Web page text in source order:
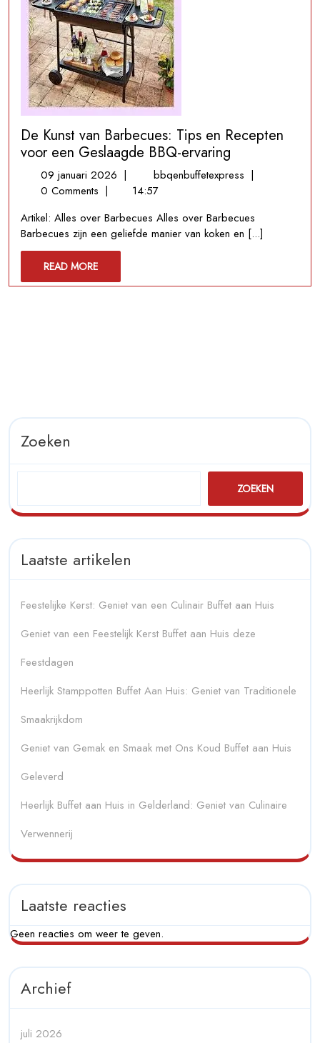
De Kunst van Barbecues: Tips en Recepten
voor een Geslaagde BBQ-ervaring
09 januari 2026 09
januari
| bbqenbuffetexpress De
Barbecues:
Tips
voor
|
0 Comments |
14:57
Artikel: Alles over Barbecues Alles over Barbecues
Barbecues zijn een geliefde manier van koken en [...]
READ MOREREAD
MORE
Zoeken
ZOEKEN
Laatste artikelen
Feestelijke Kerst: Geniet van een Culinair Buffet aan Huis
Geniet van een Feestelijk Kerst Buffet aan Huis deze
Feestdagen
Heerlijk Stamppotten Buffet Aan Huis: Geniet van Traditionele
Smaakrijkdom
Geniet van Gemak en Smaak met Ons Koud Buffet aan Huis
Geleverd
Heerlijk Buffet aan Huis in Gelderland: Geniet van Culinaire
Verwennerij
Laatste reacties
Geen reacties om weer te geven.
Archief
juli 2026